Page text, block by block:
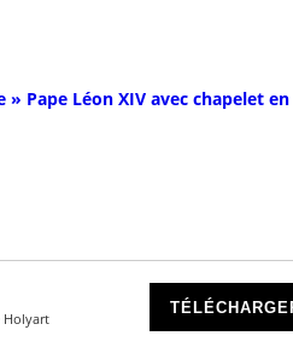
Holyart
» Pape Léon XIV avec chapelet en